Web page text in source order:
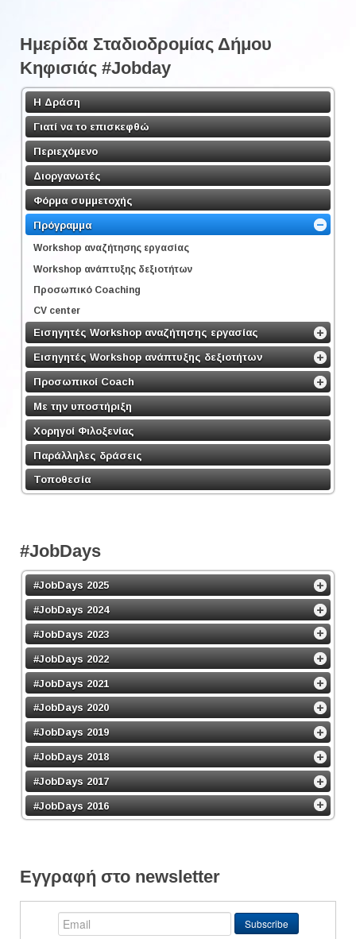
Ημερίδα Σταδιοδρομίας Δήμου
Κηφισιάς #Jobday
Η Δράση
Γιατί να το επισκεφθώ
Περιεχόμενο
Διοργανωτές
Φόρμα συμμετοχής
Πρόγραμμα
Workshop αναζήτησης εργασίας
Workshop ανάπτυξης δεξιοτήτων
Προσωπικό Coaching
CV center
Εισηγητές Workshop αναζήτησης εργασίας
Εισηγητές Workshop ανάπτυξης δεξιοτήτων
Προσωπικοί Coach
Με την υποστήριξη
Χορηγοί Φιλοξενίας
Παράλληλες δράσεις
Τοποθεσία
#JobDays
#JobDays 2025
#JobDays 2024
#JobDays 2023
#JobDays 2022
#JobDays 2021
#JobDays 2020
#JobDays 2019
#JobDays 2018
#JobDays 2017
#JobDays 2016
Εγγραφή στο newsletter